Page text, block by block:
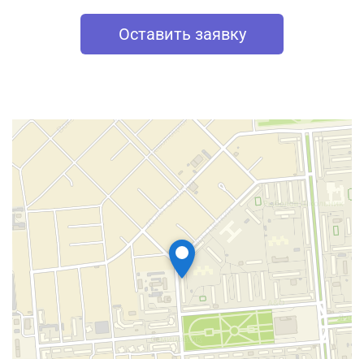
Оставить заявку